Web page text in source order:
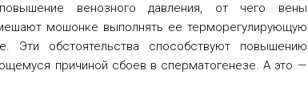
венозного давления, от чего вены
мошонке выполнять ее терморегулирующую
Эти обстоятельства способствуют повышению
причиной сбоев в сперматогенезе. А это —